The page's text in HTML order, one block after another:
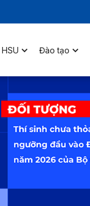
Đào tạo